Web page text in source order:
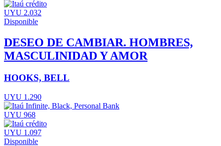
UYU 2.032
Disponible
DESEO DE CAMBIAR. HOMBRES,
MASCULINIDAD Y AMOR
HOOKS, BELL
UYU 1.290
UYU 968
UYU 1.097
Disponible